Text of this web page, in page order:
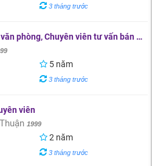
3 tháng trước
phòng, Chuyên viên tư vấn bán hàn
5 năm
3 tháng trước
viên
1999
2 năm
3 tháng trước